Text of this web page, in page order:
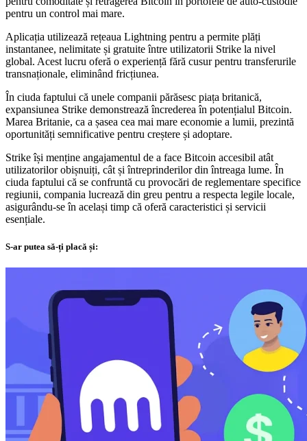
pentru un control mai mare.
Aplicația utilizează rețeaua Lightning pentru a permite plăți
instantanee, nelimitate și gratuite între utilizatorii Strike la nivel
global. Acest lucru oferă o experiență fără cusur pentru transferurile
transnaționale, eliminând fricțiunea.
În ciuda faptului că unele companii părăsesc piața britanică,
expansiunea Strike demonstrează încrederea în potențialul Bitcoin.
Marea Britanie, ca a șasea cea mai mare economie a lumii, prezintă
oportunități semnificative pentru creștere și adoptare.
Strike își menține angajamentul de a face Bitcoin accesibil atât
utilizatorilor obișnuiți, cât și întreprinderilor din întreaga lume. În
ciuda faptului că se confruntă cu provocări de reglementare specifice
regiunii, compania lucrează din greu pentru a respecta legile locale,
asigurându-se în același timp că oferă caracteristici și servicii
esențiale.
S-ar putea să-ți placă și: